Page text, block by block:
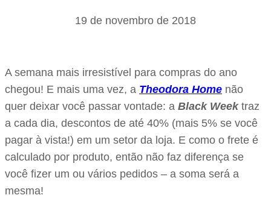
19 de novembro de 2018
A semana mais irresistível para compras do ano
chegou! E mais uma vez, a Theodora Home não
quer deixar você passar vontade: a Black Weektraz
a cada dia, descontos de até 40% (mais 5% se você
pagar à vista!) em um setor da loja. E como o frete é
calculado por produto, então não faz diferença se
você fizer um ou vários pedidos – a soma será a
mesma!